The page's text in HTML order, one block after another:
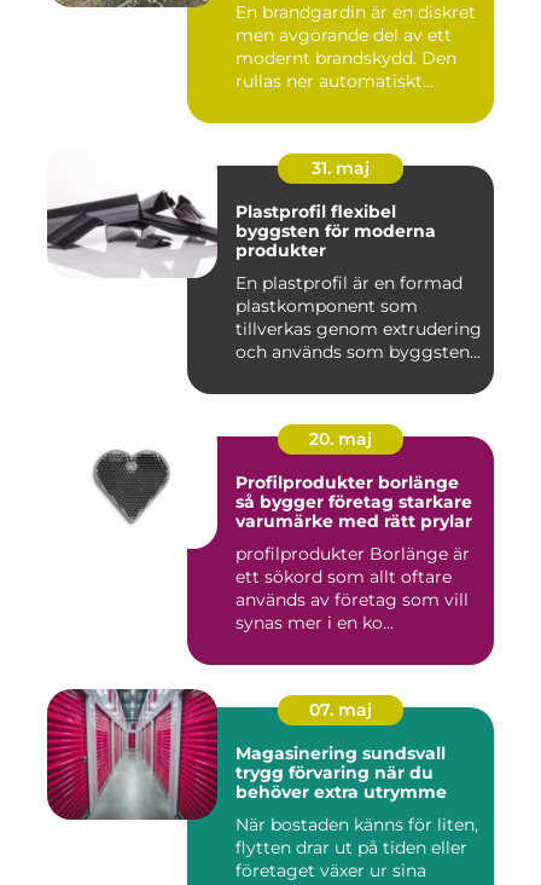
En brandgardin är en diskret
men avgörande del av ett
modernt brandskydd. Den
rullas ner automatiskt...
31. maj
Plastprofil flexibel
byggsten för moderna
produkter
En plastprofil är en formad
plastkomponent som
tillverkas genom extrudering
och används som byggsten...
20. maj
Profilprodukter borlänge
så bygger företag starkare
varumärke med rätt prylar
profilprodukter Borlänge är
ett sökord som allt oftare
används av företag som vill
synas mer i en ko...
07. maj
Magasinering sundsvall
trygg förvaring när du
behöver extra utrymme
När bostaden känns för liten,
flytten drar ut på tiden eller
företaget växer ur sina